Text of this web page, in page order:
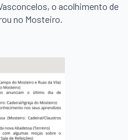
o acolhimento de
no Mosteiro.